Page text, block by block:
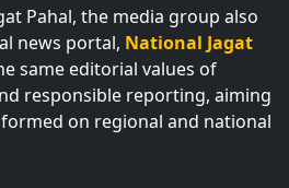
Pahal, the media group also
news portal, National Jagat
same editorial values of
responsible reporting, aiming
on regional and national